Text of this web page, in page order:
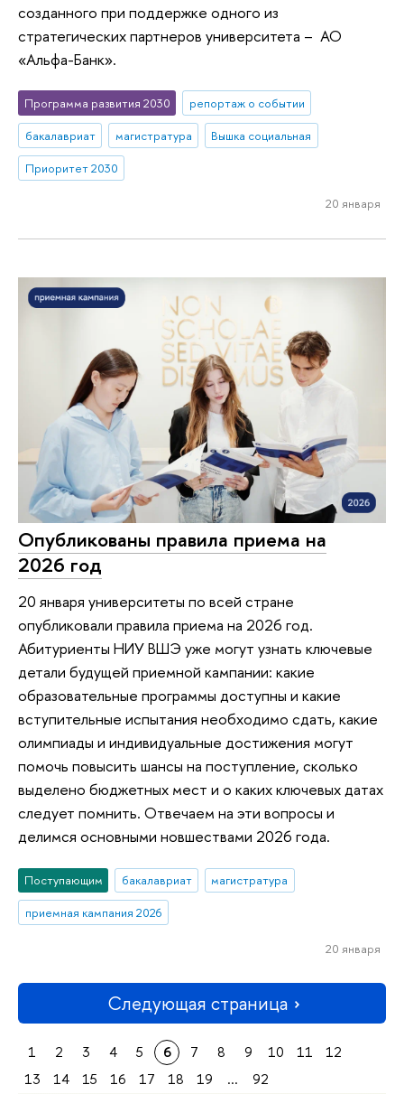
созданного при поддержке одного из
стратегических партнеров университета – АО
«Альфа-Банк».
Программа развития 2030
репортаж о событии
бакалавриат
магистратура
Вышка социальная
Приоритет 2030
20 января
Опубликованы правила приема на
2026 год
20 января университеты по всей стране
опубликовали правила приема на 2026 год.
Абитуриенты НИУ ВШЭ уже могут узнать ключевые
детали будущей приемной кампании: какие
образовательные программы доступны и какие
вступительные испытания необходимо сдать, какие
олимпиады и индивидуальные достижения могут
помочь повысить шансы на поступление, сколько
выделено бюджетных мест и о каких ключевых датах
следует помнить. Отвечаем на эти вопросы и
делимся основными новшествами 2026 года.
Поступающим бакалавриат
магистратура
приемная кампания 2026
20 января
Следующая страница
1 2 3 4 5 6 7 8 9 10 11
12
13
14 15 16 17 18 19 ... 92